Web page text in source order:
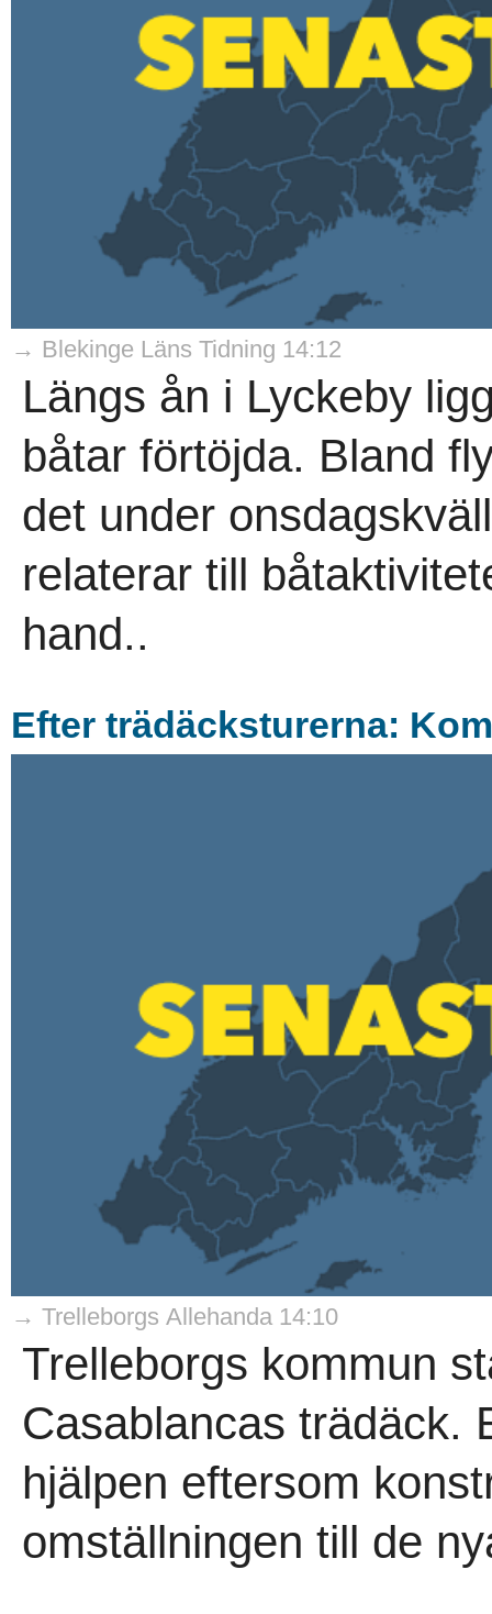
→ Blekinge Läns Tidning 14:12
Längs ån i Lyckeby
båtar förtöjda. Bland
det under
relaterar till
hand..
Efter trädäcksturerna:
→ Trelleborgs Allehanda 14:10
Trelleborgs kommun
Casablancas trädäck.
hjälpen eftersom
omställningen till de